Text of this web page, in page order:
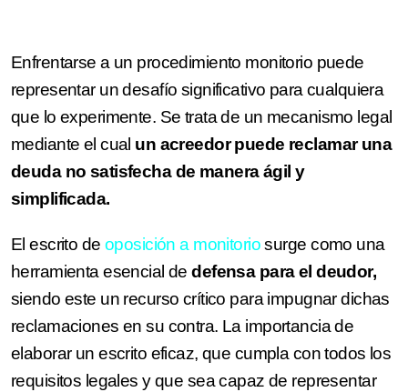
Enfrentarse a un procedimiento monitorio puede
representar un desafío significativo para cualquiera
que lo experimente. Se trata de un mecanismo legal
mediante el cual un acreedor puede reclamar una
deuda no satisfecha de manera ágil y
simplificada.
El escrito de oposición a monitoriosurge como una
herramienta esencial dedefensa para el deudor,
siendo este un recurso crítico para impugnar dichas
reclamaciones en su contra. La importancia de
elaborar un escrito eficaz, que cumpla con todos los
requisitos legales y que sea capaz de representar